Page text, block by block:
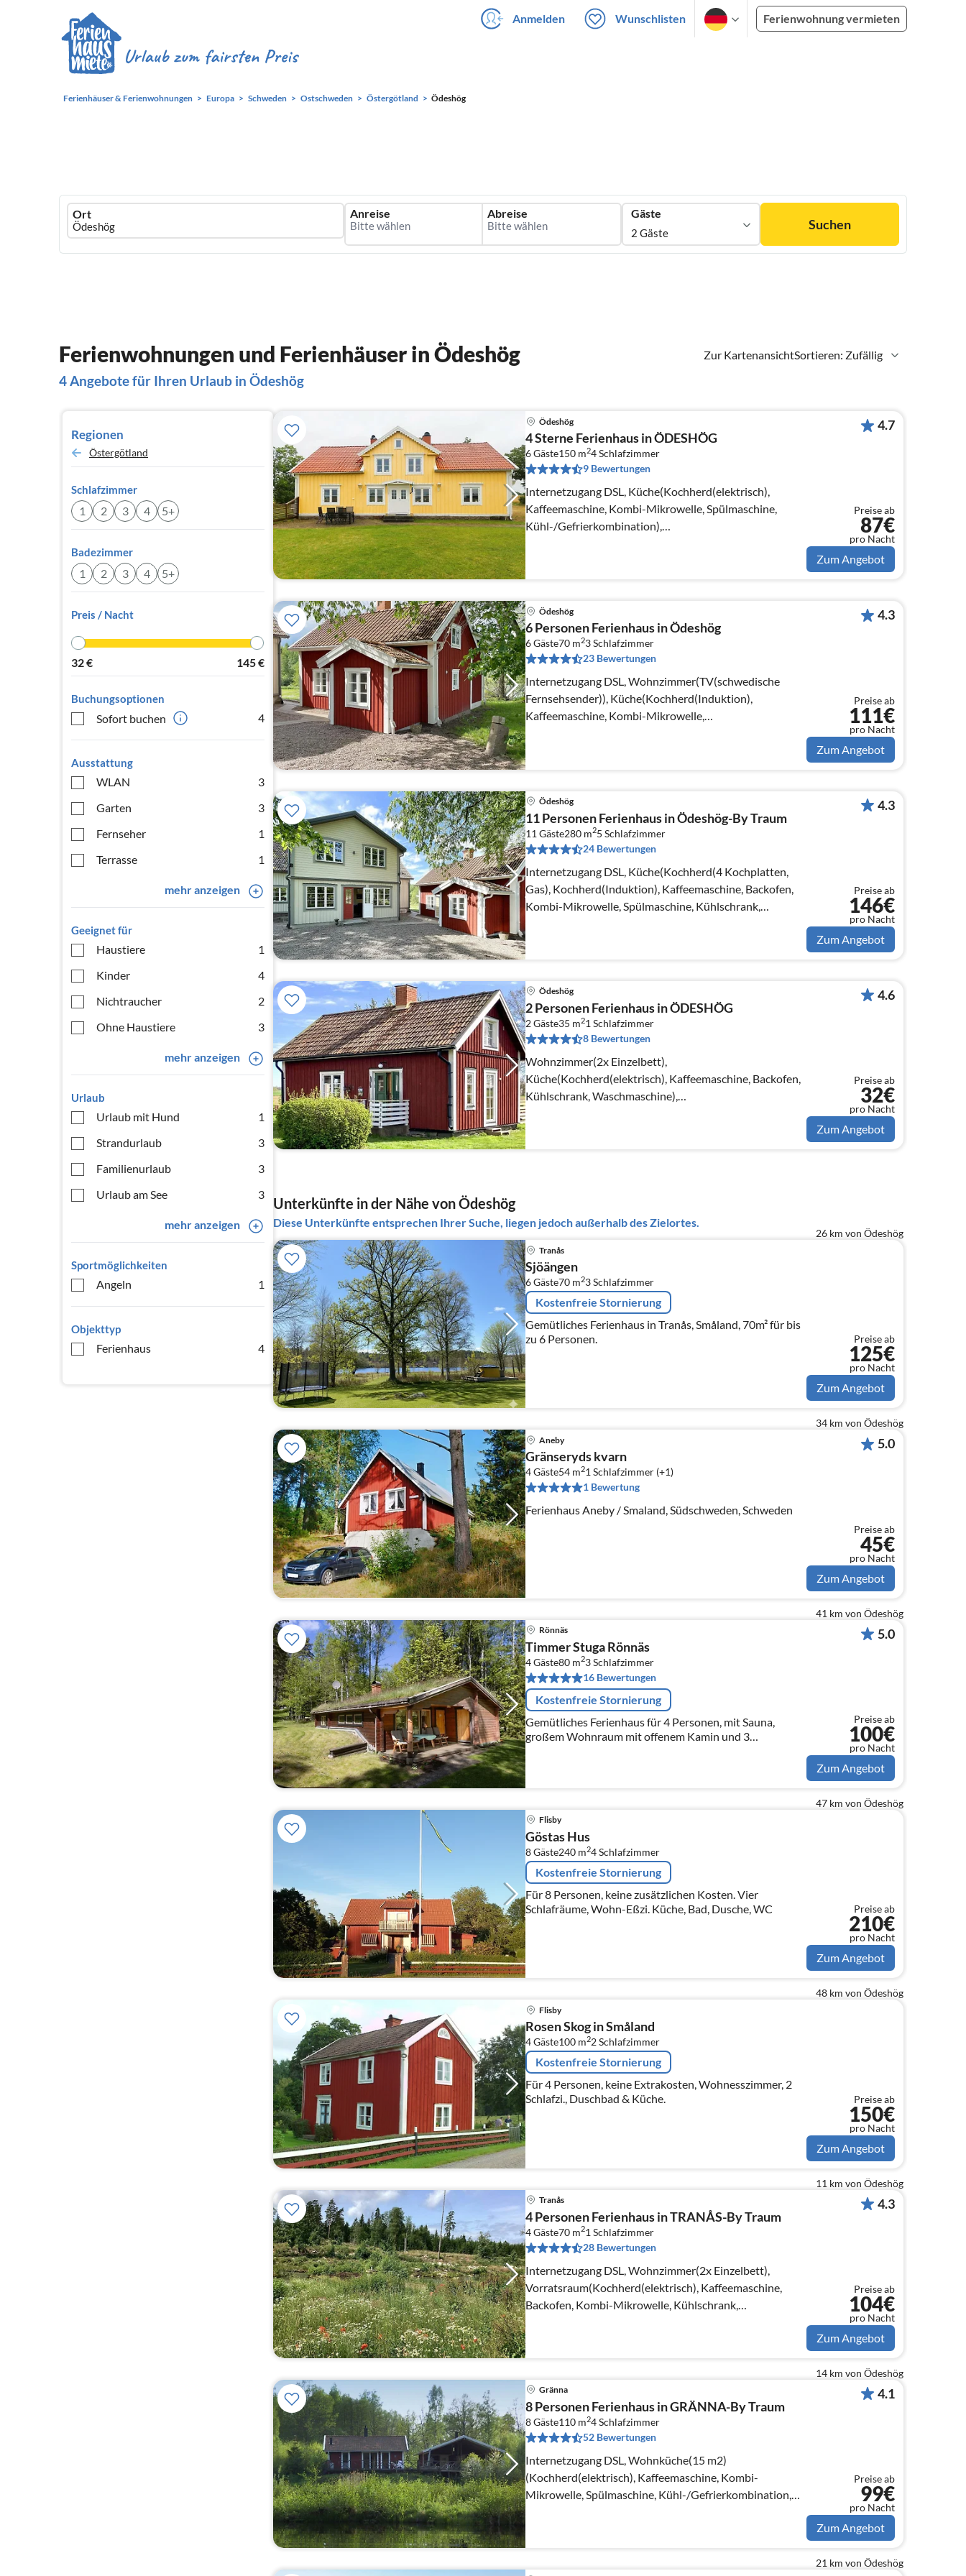
Anmelden Wunschlisten Ferienwohnung vermieten
Ferienhäuser & Ferienwohnungen Europa Schweden Ostschweden Östergötland Ödeshög
Ferienhausmiete
logo
Ort Anreise Abreise Gäste
2 Gäste
Suchen
Zur KartenansichtSortieren: Zufällig
Ferienwohnungen und Ferienhäuser in Ödeshög
4 Angebote für Ihren Urlaub in Ödeshög
Regionen
Östergötland
Schlafzimmer
1 2 3 4 5+
Badezimmer
1 2 3 4 5+
Preis / Nacht
32€ 145€
Buchungsoptionen
Sofort buchen 4
Ausstattung
WLAN
3
Garten
3
Fernseher
1
Terrasse
1
mehr anzeigen
Geeignet für
Haustiere
1
Kinder
4
Nichtraucher
2
Ohne Haustiere
3
mehr anzeigen
Urlaub
Urlaub mit Hund
1
Strandurlaub
3
Familienurlaub
3
Urlaub am See
3
mehr anzeigen
Sportmöglichkeiten
Angeln 1
Objekttyp
Ferienhaus 4
Ödeshög
4 Sterne Ferienhaus in ÖDESHÖG
6 Gäste150 m24Schlafzimmer
9 Bewertungen
Internetzugang DSL, Küche(Kochherd(elektrisch),
Kaffeemaschine, Kombi-Mikrowelle, Spülmaschine,
Kühl-/Gefrierkombination),
Wohn-/Schlafzimmer(Herd(Holz), Chromecast)
4.7
Preise ab
87€
pro Nacht
Zum Angebot
Ödeshög
6 Personen Ferienhaus in Ödeshög
6 Gäste70 m23Schlafzimmer
23 Bewertungen
Internetzugang DSL, Wohnzimmer(TV(schwedische
Fernsehsender)), Küche(Kochherd(Induktion),
Kaffeemaschine, Kombi-Mikrowelle,
Kühl-/Gefrierkombination, Wasser vom Brunnen)
4.3
Preise ab
111€
pro Nacht
Zum Angebot
Ödeshög
11 Personen Ferienhaus in Ödeshög-By Traum
11 Gäste280 m25 Schlafzimmer
24 Bewertungen
Internetzugang DSL, Küche(Kochherd(4 Kochplatten,
Gas), Kochherd(Induktion), Kaffeemaschine, Backofen,
Kombi-Mikrowelle, Spülmaschine, Kühlschrank,
Kühl-/Gefrierkombination, Hochst...
4.3
Preise ab
146€
pro Nacht
Zum Angebot
Ödeshög
2 Personen Ferienhaus in ÖDESHÖG
2 Gäste35 m21 Schlafzimmer
8 Bewertungen
Wohnzimmer(2x Einzelbett),
Küche(Kochherd(elektrisch), Kaffeemaschine, Backofen,
Kühlschrank, Waschmaschine),
Badezimmer(Waschbecken, Dusche, Toilette),
Heizung(elektrisch)
4.6
Preise ab
32€
pro Nacht
Zum Angebot
Unterkünfte in der Nähe von Ödeshög
Diese Unterkünfte entsprechen Ihrer Suche, liegen jedoch außerhalb des Zielortes.
26 km von Ödeshög
Tranås
Sjöängen
6 Gäste70 m23Schlafzimmer
Kostenfreie Stornierung
Gemütliches Ferienhaus in Tranås, Småland, 70m² für bis
zu 6 Personen.
Preise ab
125€
pro Nacht
Zum Angebot
34 km von Ödeshög
Aneby
Gränseryds kvarn
4 Gäste54 m21Schlafzimmer (+1)
1 Bewertung
Ferienhaus Aneby / Smaland, Südschweden, Schweden
5.0
Preise ab
45€
pro Nacht
Zum Angebot
41 km von Ödeshög
Rönnäs
Timmer Stuga Rönnäs
4 Gäste80 m23Schlafzimmer
16 Bewertungen
Kostenfreie Stornierung
Gemütliches Ferienhaus für 4 Personen, mit Sauna,
großem Wohnraum mit offenem Kamin und 3
Schlafzimmern. Autostellplatz am Haus und ein
Ruderboot mit Motor gehören ebenfalls dazu.
5.0
Preise ab
100€
pro Nacht
Zum Angebot
47 km von Ödeshög
Flisby
Göstas Hus
8 Gäste240 m24Schlafzimmer
Kostenfreie Stornierung
Für 8 Personen, keine zusätzlichen Kosten. Vier
Schlafräume, Wohn-Eßzi. Küche, Bad, Dusche, WC
Preise ab
210€
pro Nacht
Zum Angebot
48 km von Ödeshög
Flisby
Rosen Skog in Småland
4 Gäste100 m22Schlafzimmer
Kostenfreie Stornierung
Für 4 Personen, keine Extrakosten, Wohnesszimmer, 2
Schlafzi., Duschbad & Küche.
Preise ab
150€
pro Nacht
Zum Angebot
11 km von Ödeshög
Tranås
4 Personen Ferienhaus in TRANÅS-By Traum
4 Gäste70 m21 Schlafzimmer
28 Bewertungen
Internetzugang DSL, Wohnzimmer(2x Einzelbett),
Vorratsraum(Kochherd(elektrisch), Kaffeemaschine,
Backofen, Kombi-Mikrowelle, Kühlschrank,
Tiefkühlschrank(1-59L)
4.3
Preise ab
104€
pro Nacht
Zum Angebot
14 km von Ödeshög
Gränna
8 Personen Ferienhaus in GRÄNNA-By Traum
8 Gäste110 m24Schlafzimmer
52 Bewertungen
Internetzugang DSL, Wohnküche(15 m2)
(Kochherd(elektrisch), Kaffeemaschine, Kombi-
Mikrowelle, Spülmaschine, Kühl-/Gefrierkombination,
Trockner, Waschmaschine, Wasser vom Brunnen)
4.1
Preise ab
99€
pro Nacht
Zum Angebot
21 km von Ödeshög